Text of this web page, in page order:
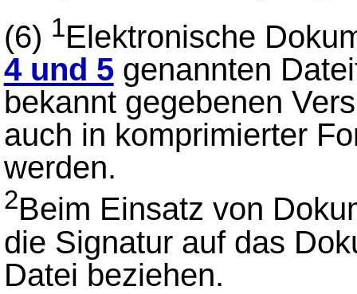
(6) 1Elektronische
4 und 5genannten
bekannt gegebenen
auch in komprimierter
werden.
2Beim Einsatz von
die Signatur auf das
Datei beziehen.